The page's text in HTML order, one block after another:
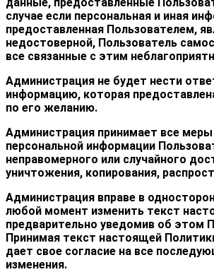
случае если персональная и иная
предоставленная Пользователем,
недостоверной, Пользователь
все связанные с этим
Администрация не будет нести
информацию, которая
по его желанию.
Администрация принимает все
персональной информации
неправомерного или случайного
уничтожения, копирования,
Администрация вправе в
любой момент изменить текст
предварительно уведомив об этом
Принимая текст настоящей
дает свое согласие на все
изменения.